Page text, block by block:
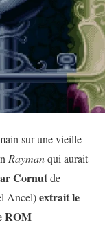
sur une vieille
Raymanqui aurait
Cornutde
Ancel)extrait le
ROM